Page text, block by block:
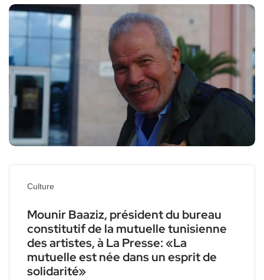
Culture
Mounir Baaziz, président du bureau
constitutif de la mutuelle tunisienne
des artistes, à La Presse: «La
mutuelle est née dans un esprit de
solidarité»